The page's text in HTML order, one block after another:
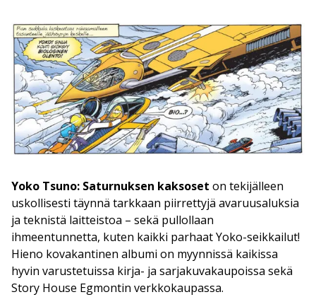
Yoko Tsuno: Saturnuksen kaksoset on tekijälleen
uskollisesti täynnä tarkkaan piirrettyjä avaruusaluksia
ja teknistä laitteistoa – sekä pullollaan
ihmeentunnetta, kuten kaikki parhaat Yoko-seikkailut!
Hieno kovakantinen albumi on myynnissä kaikissa
hyvin varustetuissa kirja- ja sarjakuvakaupoissa sekä
Story House Egmontin verkkokaupassa.